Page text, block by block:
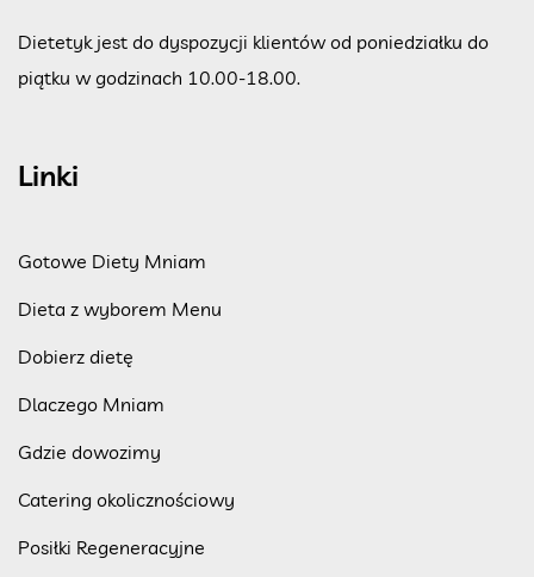
Dietetyk jest do dyspozycji klientów od poniedziałku do
piątku w godzinach 10.00-18.00.
Linki
Gotowe Diety Mniam
Dieta z wyborem Menu
Dobierz dietę
Dlaczego Mniam
Gdzie dowozimy
Catering okolicznościowy
Posiłki Regeneracyjne